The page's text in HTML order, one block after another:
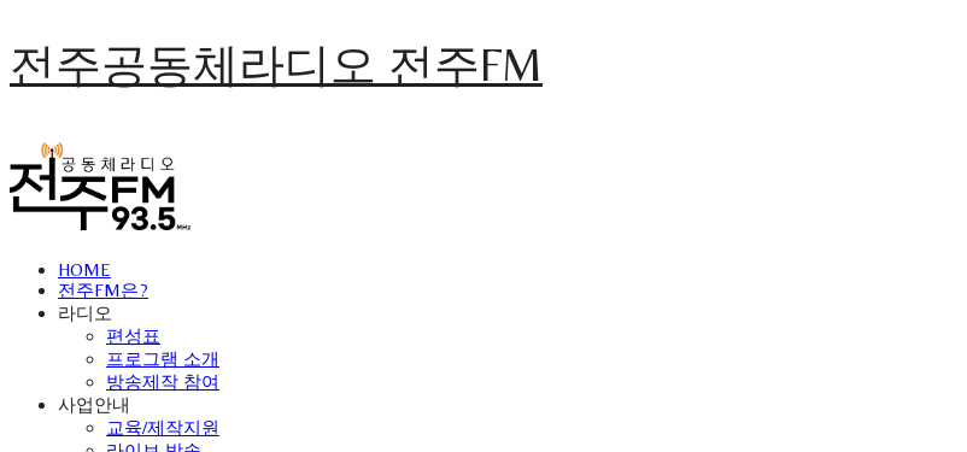
전주공동체라디오 전주FM
HOME
전주FM은?
라디오
편성표
프로그램 소개
방송제작 참여
사업안내
교육/제작지원